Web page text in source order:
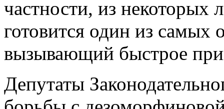
частности, из некоторых
готовится один из самых
вызывающий быстрое
Депутаты